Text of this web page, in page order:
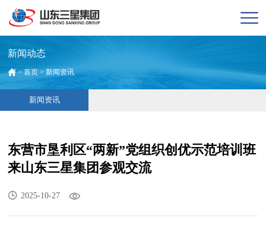
新闻动态
>首页 >新闻资讯
新闻资讯
东营市垦利区“两新”党组织创优示范培训班
来山东三星集团参观交流
2025-10-27